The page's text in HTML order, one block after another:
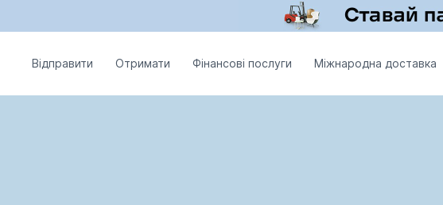
Відправити Отримати Фінансові послуги Міжнародна доставка